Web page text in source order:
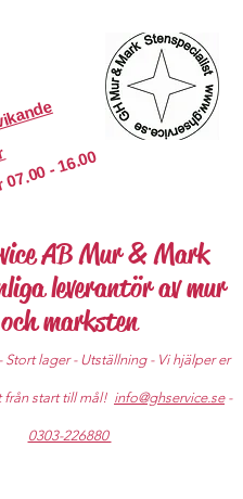
07.00 - 16.00
AB Mur & Mark
leverantör av mur
och marksten
Stort lager - Utställning - Vi hjälper er
från start till mål! info@ghservice.se-
0303-226880